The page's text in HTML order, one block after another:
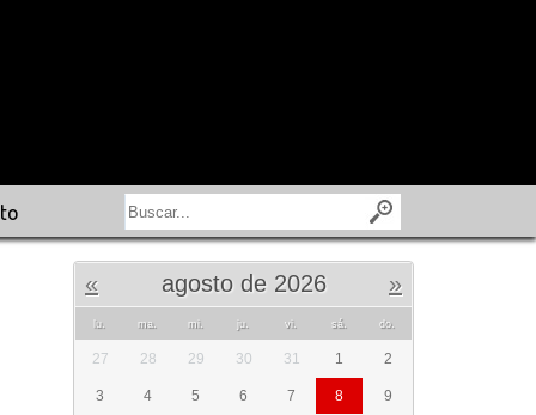
« agosto de 2026 »
lu. ma. mi. ju. vi. sá. do.
27 28 29 30 31 1 2
3 4 5 6 7 8 9